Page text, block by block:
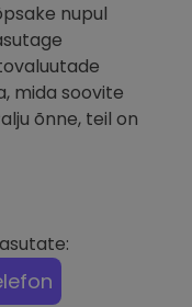
nupul
mida soovite
õnne, teil on